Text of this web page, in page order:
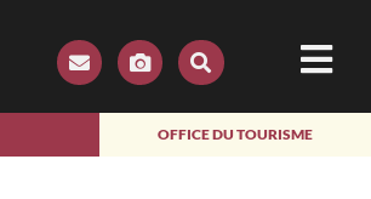
OFFICE DU TOURISME